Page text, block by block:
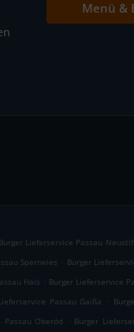
Menü &
Burger Lieferservice Passau
Sperrwies . Burger
Hals . Burger Lieferservice
Passau Gaißa .
Passau Oberöd . Burger